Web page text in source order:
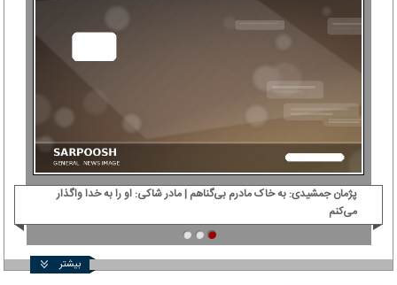
پژمان جمشیدی: ‌به خاک مادرم بی‌گناهم | مادر شاکی: او را به خدا واگذار
می‌کنم
بیشتر